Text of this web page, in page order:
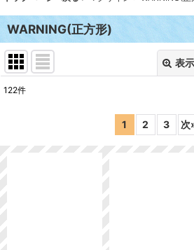
WARNING(正方形)
表
122件
1 2 3 次